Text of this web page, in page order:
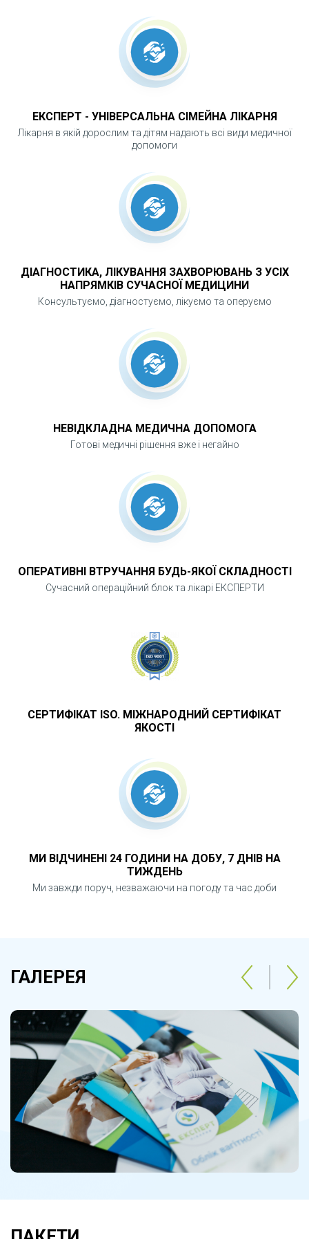
ЧОМУ ЛАБОРАТОРНА ДІАГНОСТИКА Є
мають виражених симптомів. Лабораторні
дослідження дозволяють виявити порушення
підвищує ефективність лікування. Регулярна
лабораторна діагностика є ключем до
профілактики, своєчасної терапії та контролю
ЕКСПЕРТ - УНІВЕРСАЛЬНА СІМЕЙНА ЛІКАРНЯ
Лікарня в якій дорослим та дітям надають всі види медичної
допомоги
ДІАГНОСТИКА, ЛІКУВАННЯ ЗАХВОРЮВАНЬ З УСІХ
НАПРЯМКІВ СУЧАСНОЇ МЕДИЦИНИ
Консультуємо, діагностуємо, лікуємо та оперуємо
НЕВІДКЛАДНА МЕДИЧНА ДОПОМОГА
Готові медичні рішення вже і негайно
ОПЕРАТИВНІ ВТРУЧАННЯ БУДЬ-ЯКОЇ СКЛАДНОСТІ
Сучасний операційний блок та лікарі ЕКСПЕРТИ
СЕРТИФІКАТ ISO. МІЖНАРОДНИЙ СЕРТИФІКАТ
ЯКОСТІ
МИ ВІДЧИНЕНІ 24 ГОДИНИ НА ДОБУ, 7 ДНІВ НА
ТИЖДЕНЬ
Ми завжди поруч, незважаючи на погоду та час доби
ГАЛЕРЕЯ